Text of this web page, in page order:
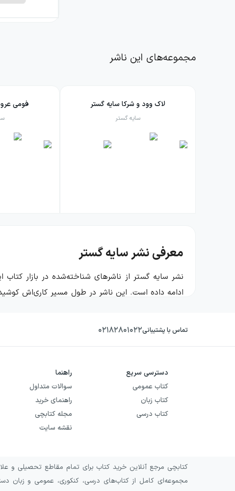
مجموعه‌های این ناشر
لاک وود و شرکا سایه گستر
سایه گستر
فومی
معرفی نشر سایه گستر
ادامه داده است. این ناشر در طول مسیر کاری‌اش
هم برای علاقه‌مندان به کتاب‌های دینی و آموزشی، رنگ و
تاریخچه‌ی نشر سایه گستر
نشر سایه گستر در ۱۳۷۸ تأسیس
توانست حضور پایدار و قابل‌اتکایی در میان
اصلی شناخته‌شده در کارنامه‌ی نشر سایه گستر بوده است.
حوزه‌ی فعالیت و ژانرهای نشر سایه گستر
داستانی و تخیلی، کتاب‌های آموزشی و علمی، و
کودک و نوجوان
تماس با پشتیبانی۰۲۱۸۲۸۰۱۰۲۲
دسترسی سریع
کتاب عمومی
کتاب زبان
کتاب درسی
راهنما
سوالات متداول
راهنمای خرید
مجله کتابچی
نقشه سایت
کتابچی مرجع آنلاین خرید کتاب برای تمام مقاطع تحصیلی و
مجموعه‌ای کامل از کتاب‌های درسی، کنکوری، عمومی و زبان